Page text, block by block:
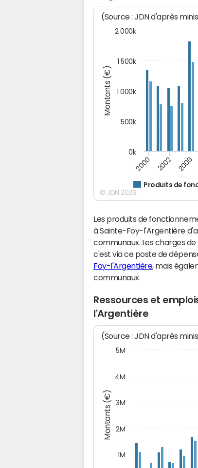
Montants (€)
(Source : JDN d'après
Produits de
2000 2002 2006
0k
500k
1 000k
1 500k
2 000k
© JDN 2026
Les produits de
à Sainte-Foy-l'Argentière
communaux. Les charges
c'est via ce poste de
Foy-l'Argentière, mais
communaux.
Ressources et
l'Argentière
Montants (€)
(Source : JDN d'après
1M
2M
3M
4M
5M